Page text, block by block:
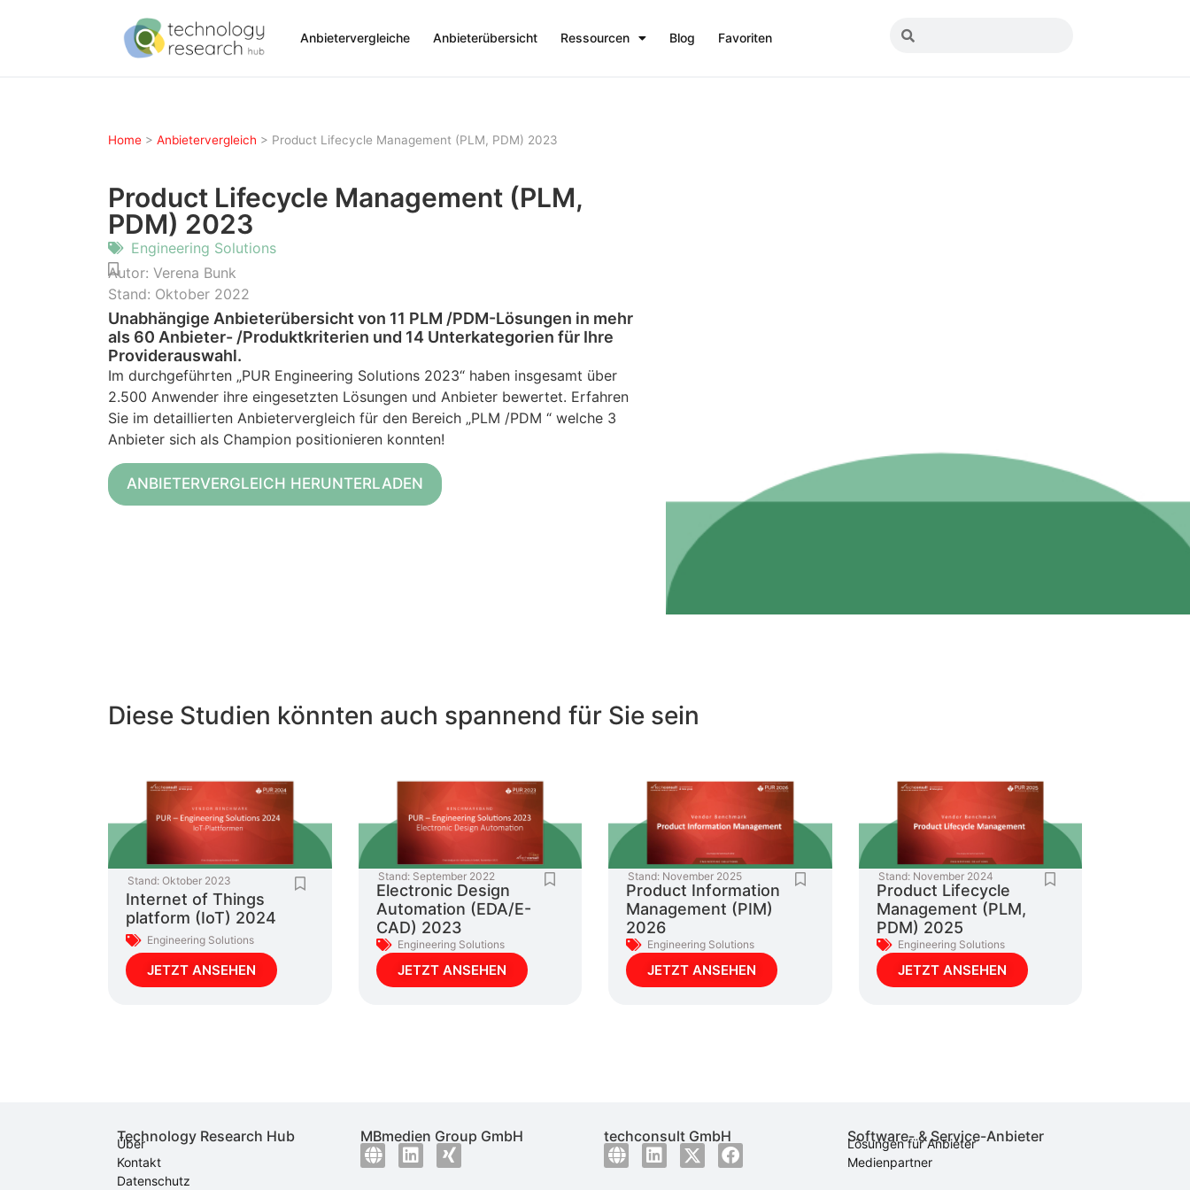
Anbietervergleiche Anbieterübersicht Ressourcen Blog Favoriten
Home > Anbietervergleich > Product Lifecycle Management (PLM, PDM) 2023
Product Lifecycle Management (PLM,
PDM) 2023
Engineering Solutions
Autor: Verena Bunk
Stand: Oktober 2022
Unabhängige Anbieterübersicht von 11 PLM /PDM-Lösungen in mehr
als 60 Anbieter- /Produktkriterien und 14 Unterkategorien für Ihre
Providerauswahl.
Im durchgeführten „PUR Engineering Solutions 2023“ haben insgesamt über
2.500 Anwender ihre eingesetzten Lösungen und Anbieter bewertet. Erfahren
Sie im detaillierten Anbietervergleich für den Bereich „PLM /PDM “ welche 3
Anbieter sich als Champion positionieren konnten!
ANBIETERVERGLEICH HERUNTERLADEN
Diese Studien könnten auch spannend für Sie sein
Stand: Oktober 2023
Internet of Things
platform (IoT) 2024
Engineering Solutions
JETZT ANSEHEN
Stand: September 2022
Electronic Design
Automation (EDA/E-
CAD) 2023
Engineering Solutions
JETZT ANSEHEN
Stand: November 2025
Product Information
Management (PIM)
2026
Engineering Solutions
JETZT ANSEHEN
Stand: November 2024
Product Lifecycle
Management (PLM,
PDM) 2025
Engineering Solutions
JETZT ANSEHEN
Technology Research Hub
Über
Kontakt
Datenschutz
MBmedien Group GmbH techconsult GmbH Software- & Service-Anbieter
Lösungen für Anbieter
Medienpartner